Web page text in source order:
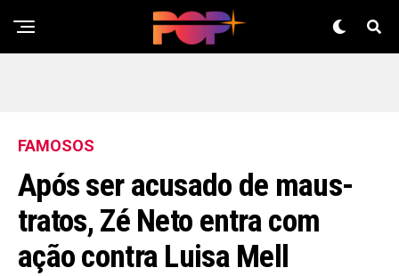
FAMOSOS
Após ser acusado de maus-
tratos, Zé Neto entra com
ação contra Luisa Mell